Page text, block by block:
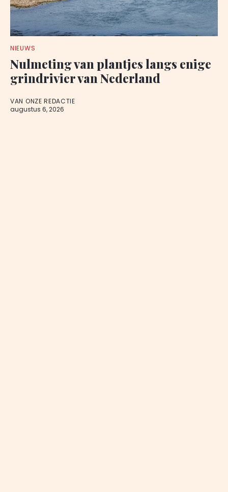
NIEUWS
Nulmeting van plantjes langs enige
grindrivier van Nederland
VAN ONZE REDACTIE
augustus 6, 2026